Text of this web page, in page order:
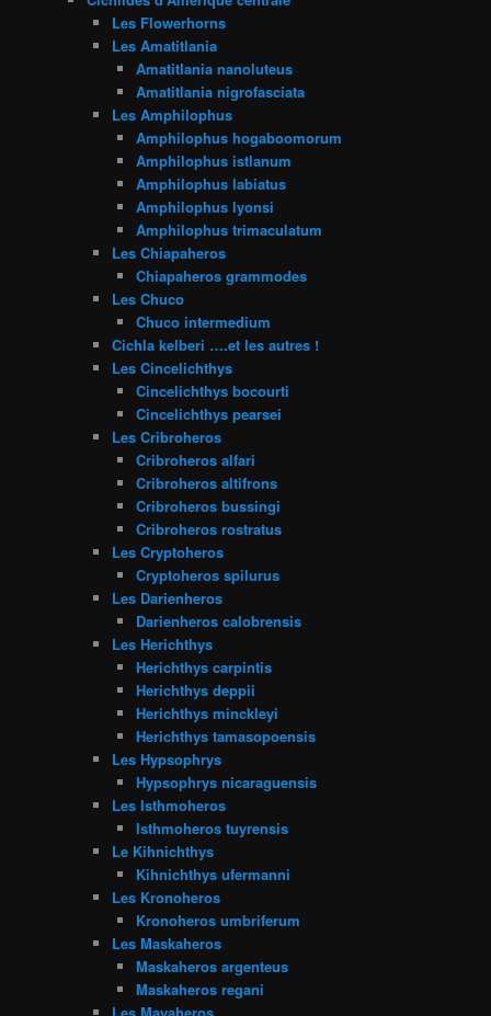
Les Flowerhorns
Les Amatitlania
Amatitlania nanoluteus
Amatitlania nigrofasciata
Les Amphilophus
Amphilophus hogaboomorum
Amphilophus istlanum
Amphilophus labiatus
Amphilophus lyonsi
Amphilophus trimaculatum
Les Chiapaheros
Chiapaheros grammodes
Les Chuco
Chuco intermedium
Cichla kelberi ….et les autres !
Les Cincelichthys
Cincelichthys bocourti
Cincelichthys pearsei
Les Cribroheros
Cribroheros alfari
Cribroheros altifrons
Cribroheros bussingi
Cribroheros rostratus
Les Cryptoheros
Cryptoheros spilurus
Les Darienheros
Darienheros calobrensis
Les Herichthys
Herichthys carpintis
Herichthys deppii
Herichthys minckleyi
Herichthys tamasopoensis
Les Hypsophrys
Hypsophrys nicaraguensis
Les Isthmoheros
Isthmoheros tuyrensis
Le Kihnichthys
Kihnichthys ufermanni
Les Kronoheros
Kronoheros umbriferum
Les Maskaheros
Maskaheros argenteus
Maskaheros regani